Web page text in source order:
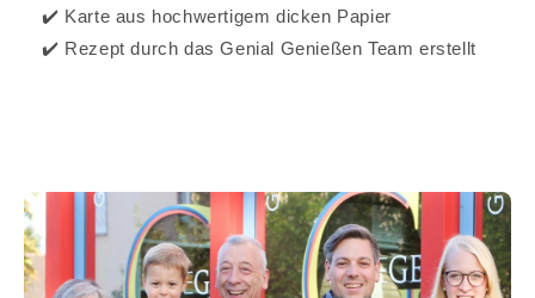
✔️ Karte aus hochwertigem dicken Papier
✔️ Rezept durch das Genial Genießen Team erstellt